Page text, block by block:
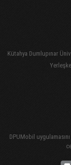
Kütahya Dumlupınar
DPUMobil